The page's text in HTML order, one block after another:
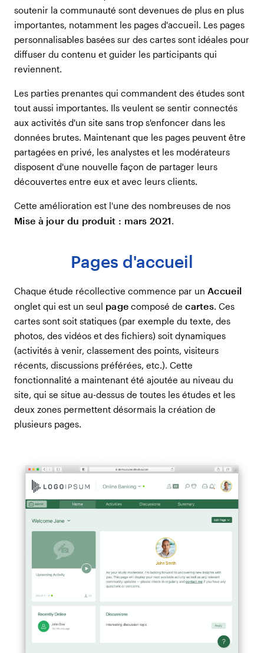
soutenir la communauté sont devenues de plus en plus
importantes, notamment les pages d'accueil. Les pages
personnalisables basées sur des cartes sont idéales pour
diffuser du contenu et guider les participants qui
reviennent.
Les parties prenantes qui commandent des études sont
tout aussi importantes. Ils veulent se sentir connectés
aux activités d'un site sans trop s'enfoncer dans les
données brutes. Maintenant que les pages peuvent être
partagées en privé, les analystes et les modérateurs
disposent d'une nouvelle façon de partager leurs
découvertes entre eux et avec leurs clients.
Cette amélioration est l'une des nombreuses de nos
Mise à jour du produit : mars 2021.
Pages d'accueil
Chaque étude récollective commence par un Accueil
onglet qui est un seul page composé decartes. Ces
cartes sont soit statiques (par exemple du texte, des
photos, des vidéos et des fichiers) soit dynamiques
(activités à venir, classement des points, visiteurs
récents, discussions préférées, etc.). Cette
fonctionnalité a maintenant été ajoutée au niveau du
site, qui se situe au-dessus de toutes les études et les
deux zones permettent désormais la création de
plusieurs pages.